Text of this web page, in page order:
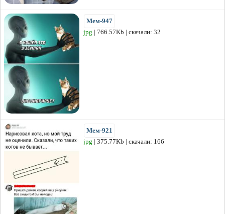
Мем-947
jpg | 766.57Kb | скачали: 32
Мем-921
jpg | 375.77Kb | скачали: 166